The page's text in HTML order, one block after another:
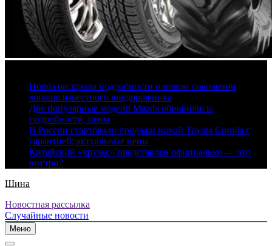
Honda раскрыла подробности о новом поколении
хорошо известного внедорожника
Две популярные модели Mazda обновились:
подробности, цены
В России стартовали продажи новой Toyota Corolla с
гарантией: актуальные цены
Китайский «крузак» представлен официально — что
внутри?
Шина
Новостная рассылка
Случайные новости
Меню